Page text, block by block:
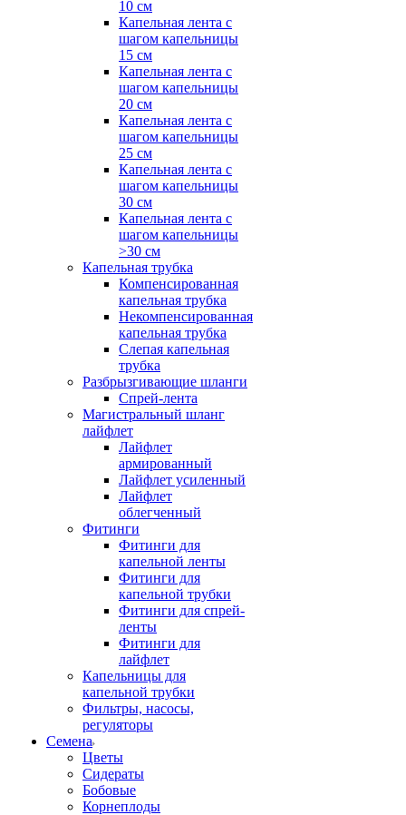
10 см
Капельная лента с
шагом капельницы
15 см
Капельная лента с
шагом капельницы
20 см
Капельная лента с
шагом капельницы
25 см
Капельная лента с
шагом капельницы
30 см
Капельная лента с
шагом капельницы
>30 см
Капельная трубка
Компенсированная
капельная трубка
Некомпенсированная
капельная трубка
Слепая капельная
трубка
Разбрызгивающие шланги
Спрей-лента
Магистральный шланг
лайфлет
Лайфлет
армированный
Лайфлет усиленный
Лайфлет
облегченный
Фитинги
Фитинги для
капельной ленты
Фитинги для
капельной трубки
Фитинги для спрей-
ленты
Фитинги для
лайфлет
Капельницы для
капельной трубки
Фильтры, насосы,
регуляторы
Семена
Цветы
Сидераты
Бобовые
Корнеплоды